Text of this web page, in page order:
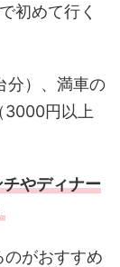
初めて行く
分）、満車の
3000円以上
やディナー
がおすすめ